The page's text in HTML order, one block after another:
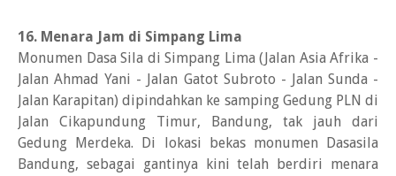
16. Menara Jam di Simpang Lima
Monumen Dasa Sila di Simpang Lima (Jalan Asia Afrika -
Jalan Ahmad Yani - Jalan Gatot Subroto - Jalan Sunda -
Jalan Karapitan) dipindahkan ke samping Gedung PLN di
Jalan Cikapundung Timur, Bandung, tak jauh dari
Gedung Merdeka. Di lokasi bekas monumen Dasasila
Bandung, sebagai gantinya kini telah berdiri menara